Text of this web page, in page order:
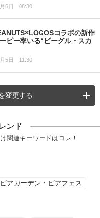
月6日 08:30
コラボの新作
ピー率いる“ビーグル・スカ
月5日 11:30
変更する
ンド
関連キーワードはコレ！
ビアガーデン・ビアフェス